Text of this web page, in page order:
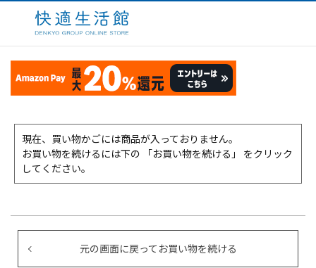
現在、買い物かごには商品が入っておりません。
お買い物を続けるには下の 「お買い物を続ける」 をクリック
してください。
元の画面に戻ってお買い物を続ける